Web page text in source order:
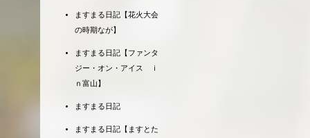
ますまる日記【花火大会
の時期なが】
ますまる日記【ファンタ
ジー・オン・アイス ｉ
ｎ富山】
ますまる日記
ますまる日記【ますとた